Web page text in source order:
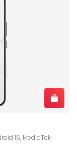
16, MediaTek